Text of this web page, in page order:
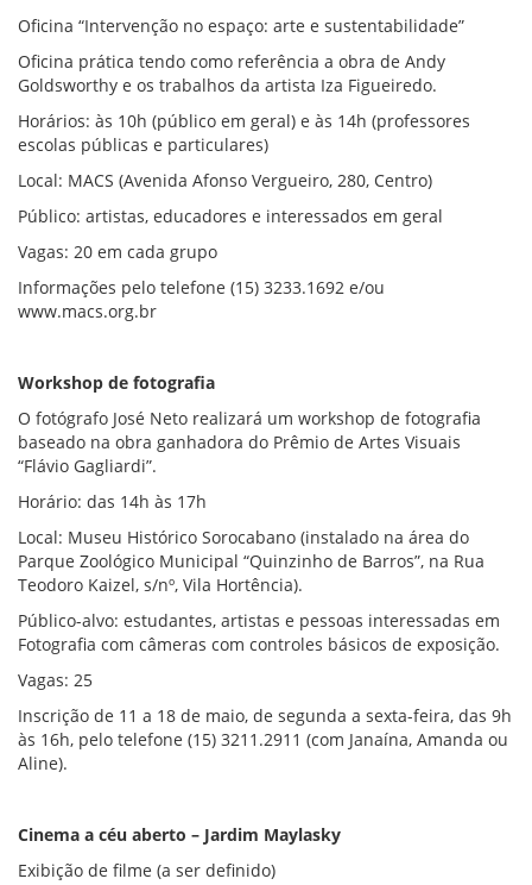
Oficina “Intervenção no espaço: arte e sustentabilidade”
Oficina prática tendo como referência a obra de Andy
Goldsworthy e os trabalhos da artista Iza Figueiredo.
Horários: às 10h (público em geral) e às 14h (professores
escolas públicas e particulares)
Local: MACS (Avenida Afonso Vergueiro, 280, Centro)
Público: artistas, educadores e interessados em geral
Vagas: 20 em cada grupo
Informações pelo telefone (15) 3233.1692 e/ou
www.macs.org.br
Workshop de fotografia
O fotógrafo José Neto realizará um workshop de fotografia
baseado na obra ganhadora do Prêmio de Artes Visuais
“Flávio Gagliardi”.
Horário: das 14h às 17h
Local: Museu Histórico Sorocabano (instalado na área do
Parque Zoológico Municipal “Quinzinho de Barros”, na Rua
Teodoro Kaizel, s/nº, Vila Hortência).
Público-alvo: estudantes, artistas e pessoas interessadas em
Fotografia com câmeras com controles básicos de exposição.
Vagas: 25
Inscrição de 11 a 18 de maio, de segunda a sexta-feira, das 9h
às 16h, pelo telefone (15) 3211.2911 (com Janaína, Amanda ou
Aline).
Cinema a céu aberto – Jardim Maylasky
Exibição de filme (a ser definido)